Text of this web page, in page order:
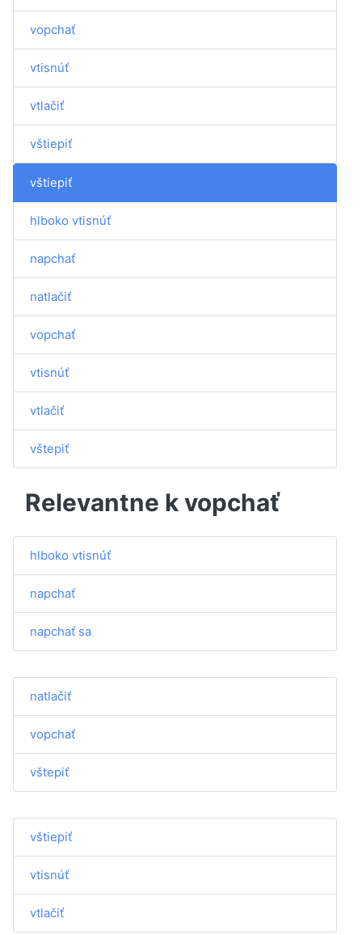
vopchať
vtisnúť
vtlačiť
vštiepiť
vštiepiť
hlboko vtisnúť
napchať
natlačiť
vopchať
vtisnúť
vtlačiť
vštepiť
Relevantne k vopchať
hlboko vtisnúť
napchať
napchať sa
natlačiť
vopchať
vštepiť
vštiepiť
vtisnúť
vtlačiť